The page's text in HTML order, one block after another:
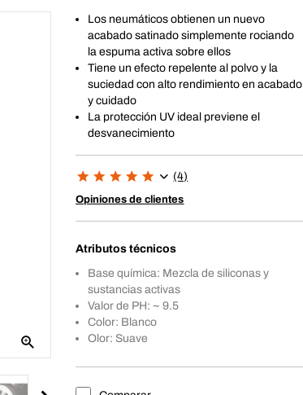
Los neumáticos obtienen un nuevo
acabado satinado simplemente rociando
la espuma activa sobre ellos
Tiene un efecto repelente al polvo y la
suciedad con alto rendimiento en acabado
y cuidado
La protección UV ideal previene el
desvanecimiento
(4)
Opiniones de clientes
Atributos técnicos
Base química: Mezcla de siliconas y
sustancias activas
Valor de PH: ~ 9.5
Color: Blanco
Olor: Suave